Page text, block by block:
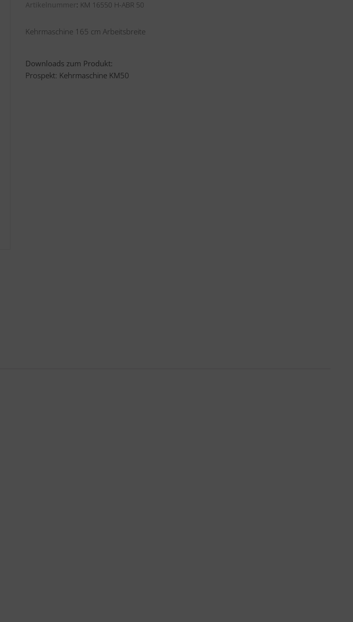
Artikelnummer KM 16550 H-ABR 50
Kehrmaschine 165 cm Arbeitsbreite
Downloads zum Produkt:
Prospekt: Kehrmaschine KM50